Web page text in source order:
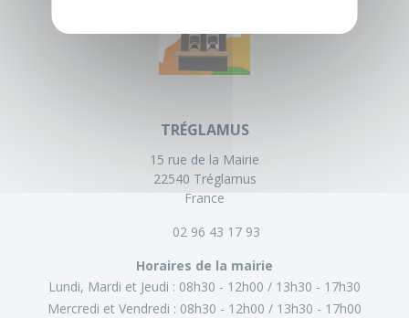
TRÉGLAMUS
15 rue de la Mairie
22540 Tréglamus
France
02 96 43 17 93
Horaires de la mairie
Lundi, Mardi et Jeudi : 08h30 - 12h00
13h30 - 17h30
Mercredi et Vendredi : 08h30 - 12h00 13h30 - 17h00